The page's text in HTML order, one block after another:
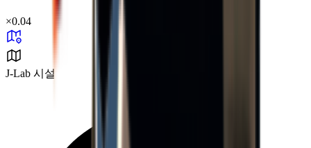
×0.04
J-Lab 시설